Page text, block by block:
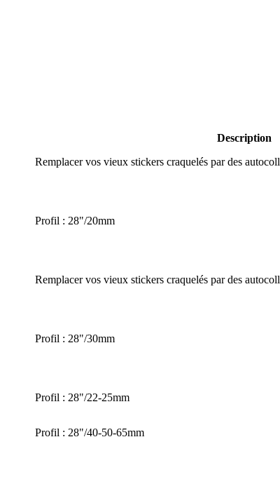
Description
Remplacer vos vieux stickers craquelés par des
Profil : 28"/20mm
Remplacer vos vieux stickers craquelés par des
Profil : 28"/30mm
Profil : 28"/22-25mm
Profil : 28"/40-50-65mm